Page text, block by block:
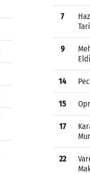
7
9
14
15
17
22